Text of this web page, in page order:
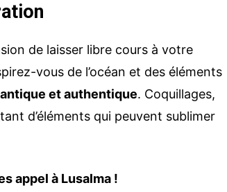
de laisser libre cours à votre
vous de l’océan et des éléments
et authentique. Coquillages,
d’éléments qui peuvent sublimer
appel à Lusalma !